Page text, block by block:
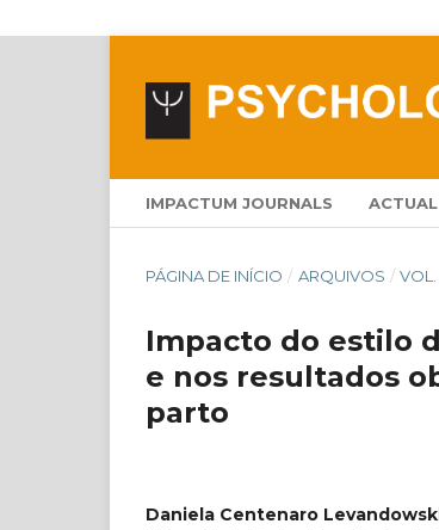
IMPACTUM JOURNALS ACTUAL
PÁGINA DE INÍCIO / ARQUIVOS / VOL.
Impacto do estilo
e nos resultados
parto
Daniela Centenaro